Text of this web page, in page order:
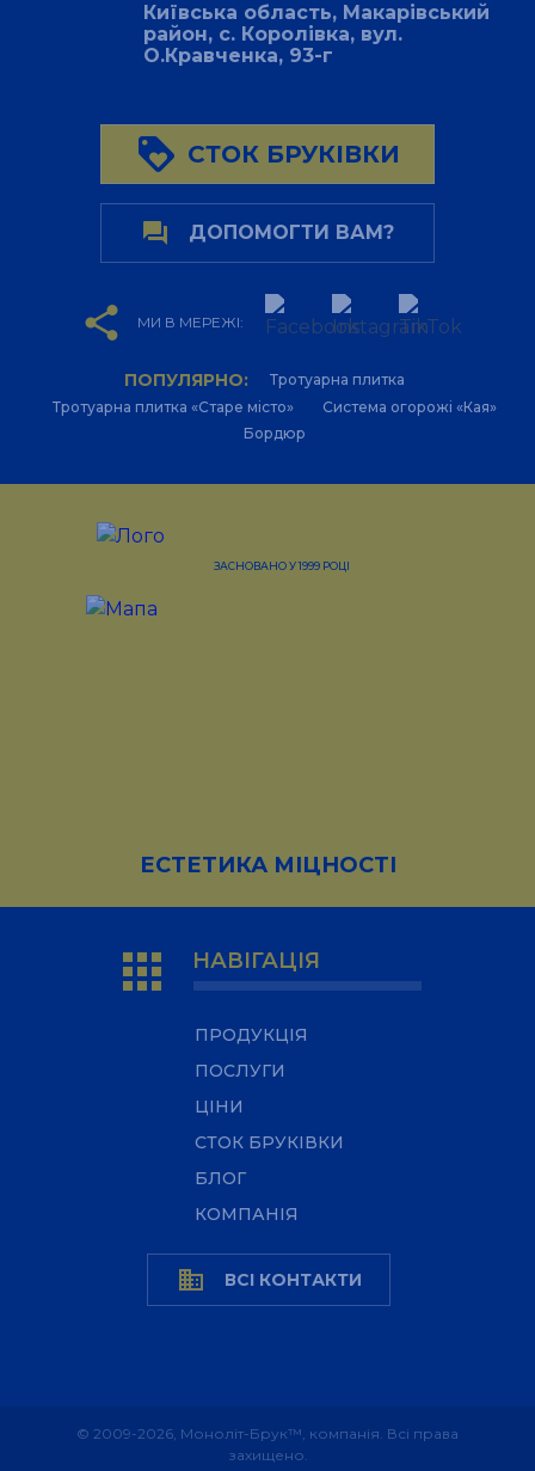
ЗАСНОВАНО У 1999 РОЦІ
ЕСТЕТИКА МІЦНОСТІ
apps НАВІГАЦІЯ
ПРОДУКЦІЯ
ПОСЛУГИ
ЦІНИ
СТОК БРУКІВКИ
БЛОГ
КОМПАНІЯ
business ВСІ КОНТАКТИ
Київська область, Макарівський
район, с. Королівка, вул.
О.Кравченка, 93-г
loyalty СТОК БРУКІВКИ
forum ДОПОМОГТИ ВАМ?
ПОПУЛЯРНО:
Тротуарна плитка
Тротуарна плитка «Старе місто»
Система огорожі «Кая»
Бордюр
share МИ В МЕРЕЖІ:
© 2009-2026, Моноліт-Брук™, компанія. Всі права
захищено.